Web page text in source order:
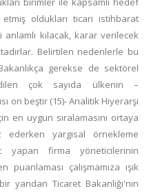
oldukları ticari istihbarat
kılacak, karar verilecek
Belirtilen nedenlerle bu
gerekse de sektörel
çok sayıda ülkenin –
on beştir (15)- Analitik Hiyerarşi
en uygun sıralamasını ortaya
ederken yargısal örnekleme
yapan firma yöneticilerinin
çalışmamıza ışık
yandan Ticaret Bakanlığı'nın